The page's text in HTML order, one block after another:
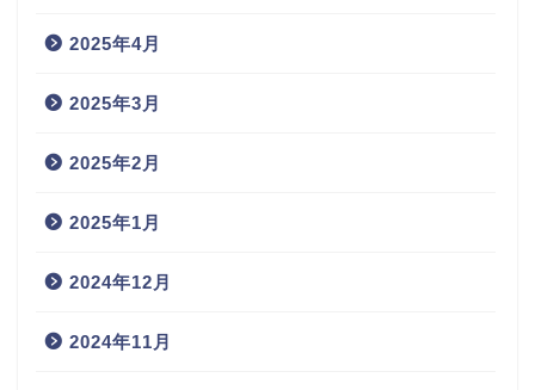
2025年4月
2025年3月
2025年2月
2025年1月
2024年12月
2024年11月